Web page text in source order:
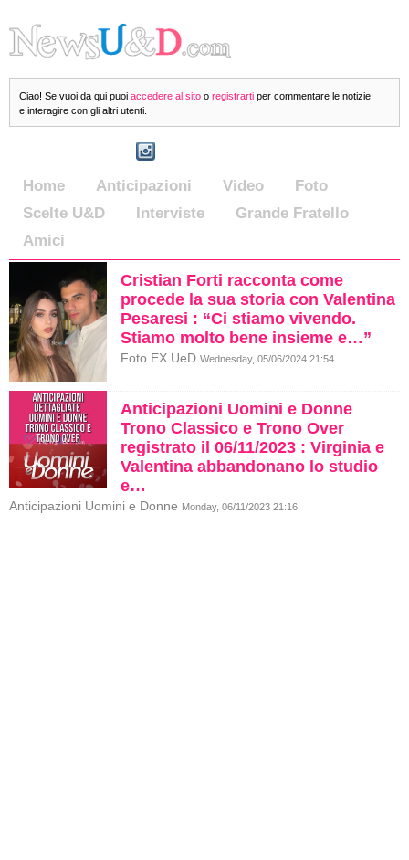
Ciao! Se vuoi da qui puoi accedere al sito o registrarti per commentare le notizie
e interagire con gli altri utenti.
Home Anticipazioni Video
Foto
Scelte U&D
Interviste
Grande Fratello
Amici
Cristian Forti racconta come
procede la sua storia con Valentina
Pesaresi : “Ci stiamo vivendo.
Stiamo molto bene insieme e…”
Foto EX UeD Wednesday, 05/06/2024 21:54
Anticipazioni Uomini e Donne
Trono Classico e Trono Over
registrato il 06/11/2023 : Virginia e
Valentina abbandonano lo studio
e…
Anticipazioni Uomini e Donne Monday, 06/11/2023 21:16